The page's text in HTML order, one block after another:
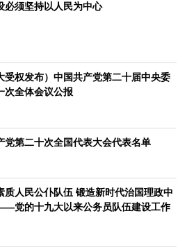
教育 职业教育
之声
装备 军营风采
必须坚持以人民为中心
受权发布）中国共产党第二十届中央委
次全体会议公报
党第二十次全国代表大会代表名单
质人民公仆队伍 锻造新时代治国理政中
党的十九大以来公务员队伍建设工作